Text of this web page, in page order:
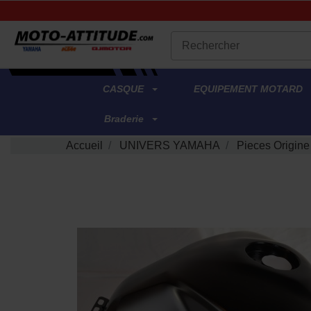
.
CASQUE EQUIPEMENT MOTARD
Braderie
Accueil UNIVERS YAMAHA Pieces